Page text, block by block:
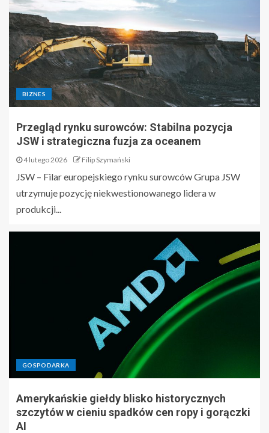
BIZNES
Przegląd rynku surowców: Stabilna pozycja
JSW i strategiczna fuzja za oceanem
4 lutego 2026 Filip Szymański
JSW – Filar europejskiego rynku surowców Grupa JSW
utrzymuje pozycję niekwestionowanego lidera w
produkcji...
GOSPODARKA
Amerykańskie giełdy blisko historycznych
szczytów w cieniu spadków cen ropy i gorączki
AI